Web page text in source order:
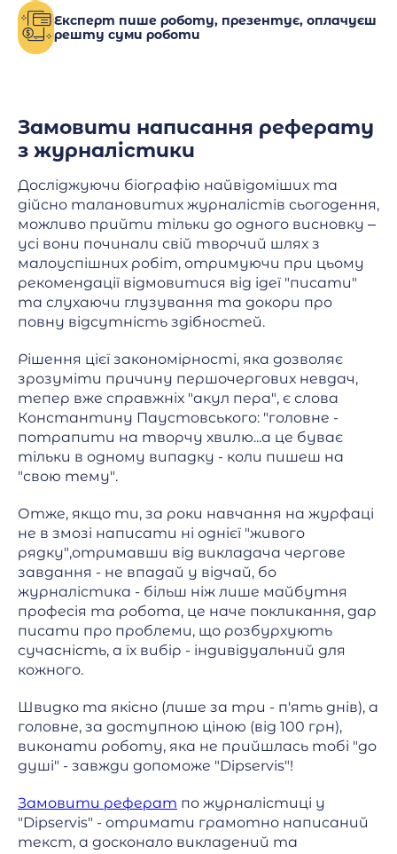
Експерт пише роботу, презентує, оплачуєш
решту суми роботи
Замовити написання реферату
з журналістики
Досліджуючи біографію найвідоміших та
дійсно талановитих журналістів сьогодення,
можливо прийти тільки до одного висновку –
усі вони починали свій творчий шлях з
малоуспішних робіт, отримуючи при цьому
рекомендації відмовитися від ідеї "писати"
та слухаючи глузування та докори про
повну відсутність здібностей.
Рішення цієї закономірності, яка дозволяє
зрозуміти причину першочергових невдач,
тепер вже справжніх "акул пера", є слова
Константину Паустовського: "головне -
потрапити на творчу хвилю...а це буває
тільки в одному випадку - коли пишеш на
"свою тему".
Отже, якщо ти, за роки навчання на журфаці
не в змозі написати ні однієї "живого
рядку",отримавши від викладача чергове
завдання - не впадай у відчай, бо
журналістика - більш ніж лише майбутня
професія та робота, це наче покликання, дар
писати про проблеми, що розбурхують
сучасність, а їх вибір - індивідуальний для
кожного.
Швидко та якісно (лише за три - п'ять днів), а
головне, за доступною ціною (від 100 грн),
виконати роботу, яка не прийшлась тобі "до
душі" - завжди допоможе "Dipservis"!
Замовити реферат по журналістиці у
"Dipservis" - отримати грамотно написаний
текст, а досконало викладений та